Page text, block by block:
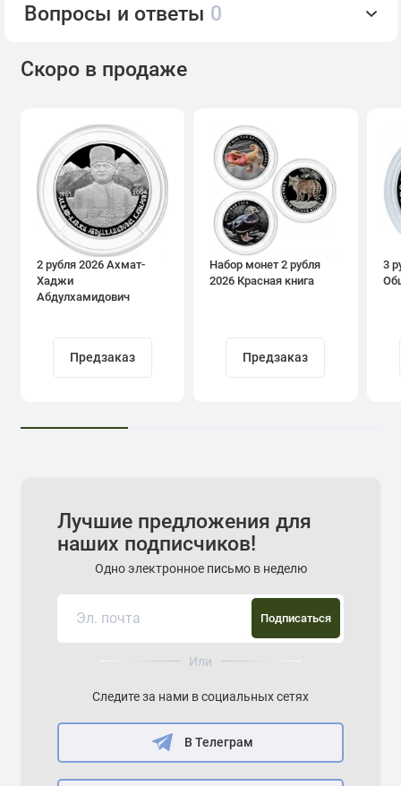
Вопросы и ответы 0
Скоро в продаже
2 рубля 2026 Ахмат-
Хаджи
Абдулхамидович
Предзаказ
Набор монет 2 рубля
2026 Красная книга
Предзаказ
3
Лучшие предложения для
наших подписчиков!
Одно электронное письмо в неделю
Подписаться
Или
Следите за нами в социальных сетях
В Телеграм